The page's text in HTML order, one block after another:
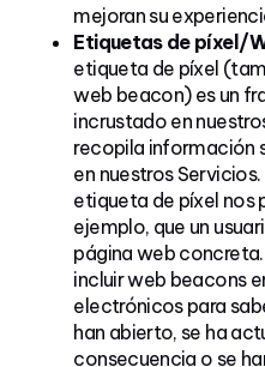
mejoran su
Etiquetas de píxel/
etiqueta de píxel
web beacon) es un
incrustado en
recopila información
en nuestros Servicios.
etiqueta de píxel nos
ejemplo, que un
página web
incluir web beacons
electrónicos para
han abierto, se ha
consecuencia o se